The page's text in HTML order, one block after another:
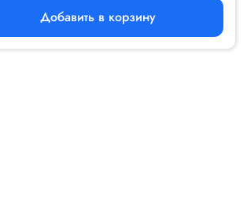
Добавить в корзину